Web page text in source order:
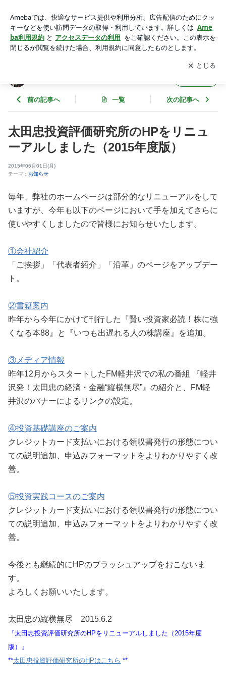
度版） | 太田忠の縦横無尽
アプリをダウンロードして ブログの更新通知
を受け取りまし
ょう。
開く
前の記事へ 一覧 次の記事へ
太田忠投資評価研究所のHPをリニュ
ーアルしました（2015年度版）
2015年06月01日(月)
テーマ： お知らせ
毎年、弊社のホームページは部分的なリニューアルをして
いますが、今年も以下のページにおいて手を加えてさらに
使いやすくしましたので皆様にお知らせいたします。
①会社紹介
「ご挨拶」「代表者紹介」「沿革」のページをアップデー
ト。
②書籍案内
昨年から今年にかけて刊行した『賢い投資家必読！株に強
くなる本88』と『いつも出遅れる人の株講座』を追加。
③メディア情報
昨年12月からスタートしたFM軽井沢での私の番組 『軽井
沢発！太田忠の経済・金融“縦横無尽”』の紹介と、FM軽
井沢のバナーによるリンクの設定。
④投資基礎講座のご案内
クレジットカード支払いにおける領収書発行の形態につい
ての説明追加、申込みフォーマットをよりわかりやすく改
善。
⑤投資実践コースのご案内
クレジットカード支払いにおける領収書発行の形態につい
ての説明追加、申込みフォーマットをよりわかりやすく改
善。
今後とも継続的にHPのブラッシュアップをおこないま
す。
よろしくお願いいたします。
太田忠の縦横無尽 2015.6.2
『太田忠投資評価研究所のHPをリニューアルしました（2015年度
版）』
**太田忠投資評価研究所のHPはこちら **